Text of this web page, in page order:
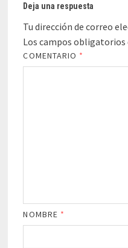
Deja una respuesta
Tu dirección de correo
Los campos obligatorios
COMENTARIO *
NOMBRE *